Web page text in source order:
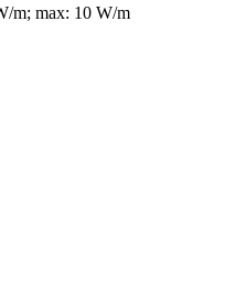
m; max: 10 W/m